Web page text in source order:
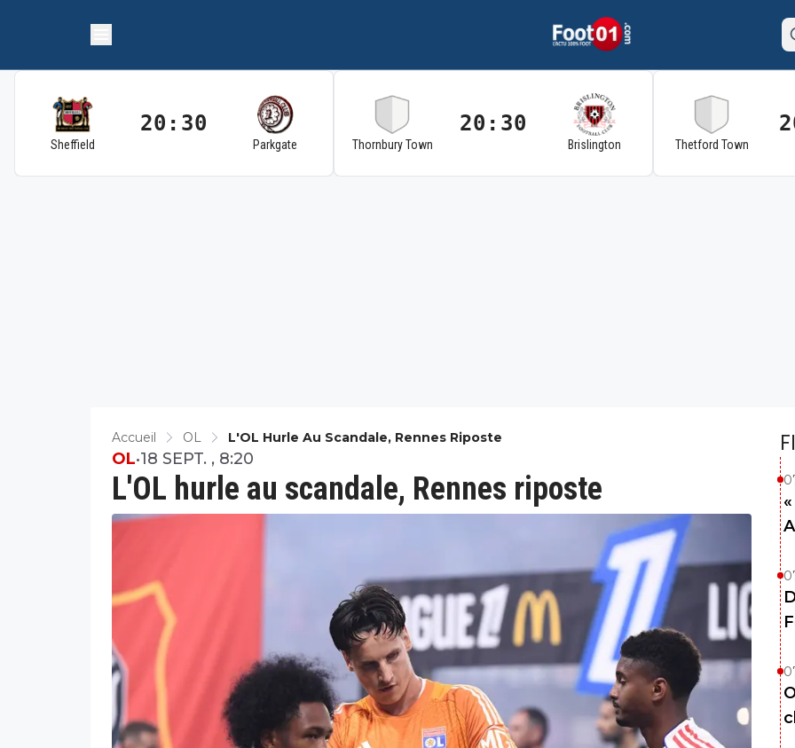
Sheffield
20:30
Parkgate Thornbury Town
20:30
Brislington Thetford Town
Accueil OL L'OL Hurle Au Scandale, Rennes Riposte
L'OL hurle au scandale, Rennes riposte
OL•18 SEPT. , 8:20